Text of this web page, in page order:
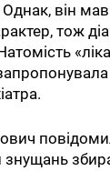
Однак, він
тож
знущань